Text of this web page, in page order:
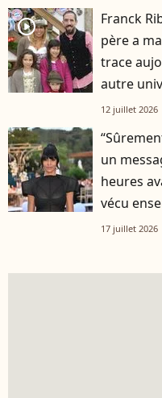
player2
Franck
père a
trace
autre
12 juillet 2026
un
heures
vécu
17 juillet 2026